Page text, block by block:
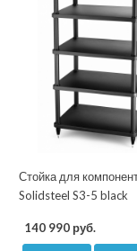
Стойка для
Solidsteel S3-5 black
140 990 руб.